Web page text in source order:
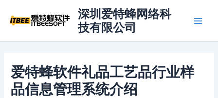
容
深圳爱特蜂网络科
技有限公司
爱特蜂软件礼品工艺品行业样
品信息管理系统介绍